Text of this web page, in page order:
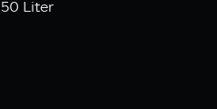
50 Liter